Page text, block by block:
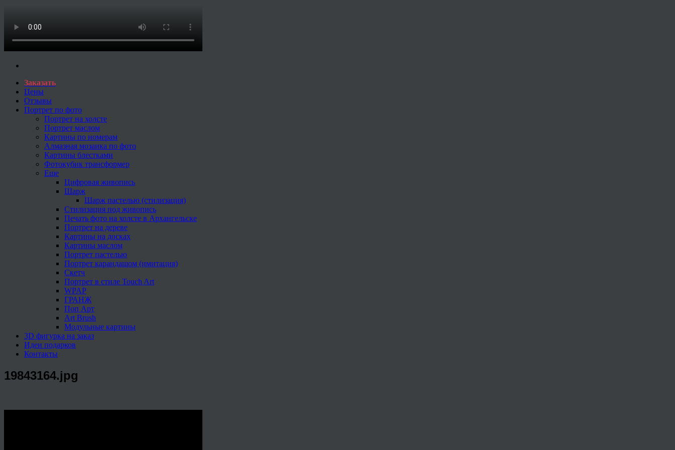
Заказать
Цены
Отзывы
Портрет по фото
Портрет на холсте
Портрет маслом
Картины по номерам
Алмазная мозаика по фото
Картины блестками
Фотокубик трансформер
Еще
Цифровая живопись
Шарж
Шарж пастелью (стилизация)
Стилизация под живопись
Печать фото на холсте в Архангельске
Портрет на дереве
Картины на досках
Картины маслом
Портрет пастелью
Портрет карандашом (имитация)
Скетч
Портрет в стиле Touch Art
WPAP
ГРАНЖ
Поп Арт
Art Brush
Модульные картины
3D фигурка на заказ
Идеи подарков
Контакты
19843164.jpg